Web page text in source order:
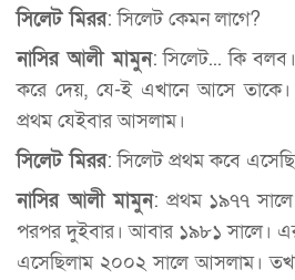
সিলেট মিরর: সিলেট কেমন লাগে?
নাসির আলী মামুন: সিলেট... কি
করে দেয়, যে-ই এখানে আসে
প্রথম যেইবার আসলাম।
সিলেট মিরর: সিলেট প্রথম কবে
নাসির আলী মামুন: প্রথম ১৯৭৭
পরপর দুইবার। আবার ১৯৮১ সালে।
এসেছিলাম ২০০২ সালে আসলাম।